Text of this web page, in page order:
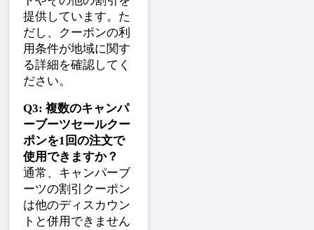
提供しています。た
だし、クーポンの利
用条件が地域に関す
る詳細を確認してく
ださい。
Q3: 複数のキャンパ
ーブーツセールクー
ポンを1回の注文で
使用できますか？
通常、キャンパーブ
ーツの割引クーポン
は他のディスカウン
トと併用できません